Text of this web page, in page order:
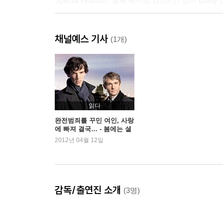
지역코드 : 1,3,4,5,6
채널예스 기사 (1개)
읽다
완전범죄를 꾸민 여인, 사랑
에 빠져 결국… - 봄에는 셜
록을!
2012년 04월 12일
감독/출연진 소개 (3명)